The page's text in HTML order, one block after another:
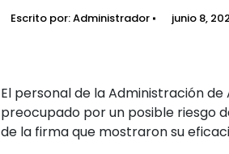
Escrito por:Administrador junio 8,
El personal de la Administración
preocupado por un posible riesgo
de la firma que mostraron su